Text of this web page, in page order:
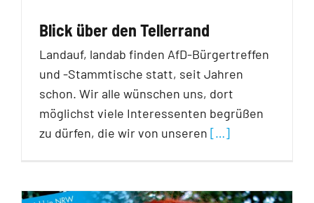
Blick über den Tellerrand
Landauf, landab finden AfD-Bürgertreffen
und -Stammtische statt, seit Jahren
schon. Wir alle wünschen uns, dort
möglichst viele Interessenten begrüßen
zu dürfen, die wir von unseren […]